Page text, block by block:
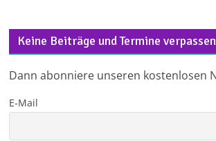
Keine Beiträge und Termine
Dann abonniere unseren kostenlosen
E-Mail